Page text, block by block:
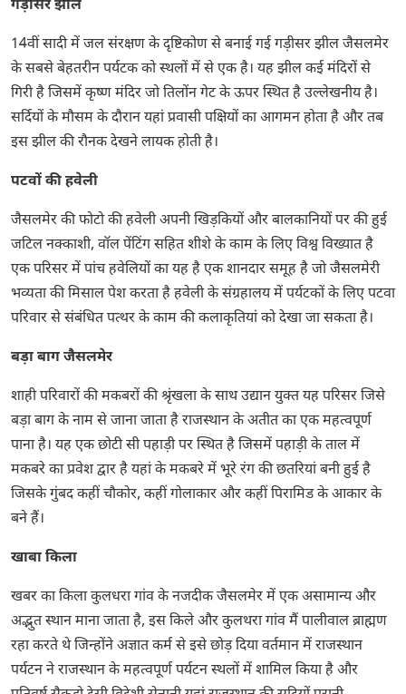
गड़ीसर झील
14वीं सादी में जल संरक्षण के दृष्टिकोण से बनाई गई गड़ीसर झील जैसलमेर
के सबसे बेहतरीन पर्यटक को स्थलों में से एक है। यह झील कई मंदिरों से
गिरी है जिसमें कृष्ण मंदिर जो तिलोंन गेट के ऊपर स्थित है उल्लेखनीय है।
सर्दियों के मौसम के दौरान यहां प्रवासी पक्षियों का आगमन होता है और तब
इस झील की रौनक देखने लायक होती है।
पटवों की हवेली
जैसलमेर की फोटो की हवेली अपनी खिड़कियों और बालकानियों पर की हुई
जटिल नक्काशी, वॉल पेंटिंग सहित शीशे के काम के लिए विश्व विख्यात है
एक परिसर में पांच हवेलियों का यह है एक शानदार समूह है जो जैसलमेरी
भव्यता की मिसाल पेश करता है हवेली के संग्रहालय में पर्यटकों के लिए पटवा
परिवार से संबंधित पत्थर के काम की कलाकृतियां को देखा जा सकता है।
बड़ा बाग जैसलमेर
शाही परिवारों की मकबरों की श्रृंखला के साथ उद्यान युक्त यह परिसर जिसे
बड़ा बाग के नाम से जाना जाता है राजस्थान के अतीत का एक महत्वपूर्ण
पाना है। यह एक छोटी सी पहाड़ी पर स्थित है जिसमें पहाड़ी के ताल में
मकबरे का प्रवेश द्वार है यहां के मकबरे में भूरे रंग की छतरियां बनी हुई है
जिसके गुंबद कहीं चौकोर, कहीं गोलाकार और कहीं पिरामिड के आकार के
बने हैं।
खाबा किला
खबर का किला कुलधरा गांव के नजदीक जैसलमेर में एक असामान्य और
अद्भुत स्थान माना जाता है, इस किले और कुलथरा गांव मैं पालीवाल ब्राह्मण
रहा करते थे जिन्होंने अज्ञात कर्म से इसे छोड़ दिया वर्तमान में राजस्थान
पर्यटन ने राजस्थान के महत्वपूर्ण पर्यटन स्थलों में शामिल किया है और